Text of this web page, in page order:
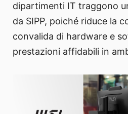
dipartimenti IT traggono
da SIPP, poiché riduce la
convalida di hardware e
prestazioni affidabili in